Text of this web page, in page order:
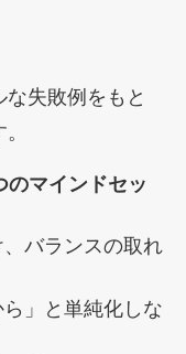
失敗例をもと
のマインドセッ
バランスの取れ
」と単純化しな